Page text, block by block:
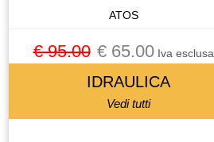
ATOS
€ 95.00 € 65.00Iva esclusa
IDRAULICA
Vedi tutti